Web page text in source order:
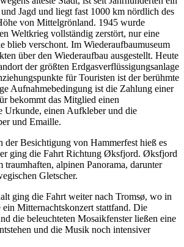
Jagd und liegt fast 1000 km nördlich des
von Mittelgrönland. 1945 wurde
Weltkrieg vollständig zerstört, nur eine
blieb verschont. Im Wiederaufbaumuseum
über den Wiederaufbau ausgestellt. Heute
der größten Erdgasverflüssigungsanlage
für Touristen ist der berühmte
Aufnahmebedingung ist die Zahlung einer
bekommt das Mitglied einen
Urkunde, einen Aufkleber und die
und Emaille.
Besichtigung von Hammerfest hieß es
ging die Fahrt Richtung Øksfjord. Øksfjord
traumhaften, alpinen Panorama, darunter
Gletscher.
ging die Fahrt weiter nach Tromsø, wo in
ein Mitternachtskonzert stattfand. Die
die beleuchteten Mosaikfenster ließen eine
und die Musik noch intensiver